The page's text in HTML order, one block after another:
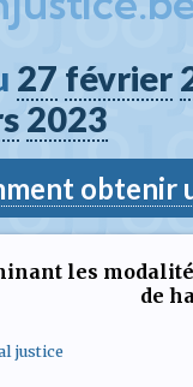
27 février
2023
obtenir
les
de
justice